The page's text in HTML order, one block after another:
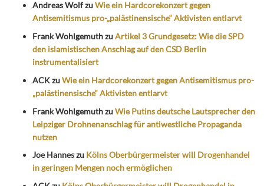
Andreas WolfzuWie ein Hardcorekonzert gegen
Antisemitismus pro-„palästinensische“ Aktivisten entlarvt
Frank WohlgemuthzuArtikel 3 Grundgesetz: Wie die SPD
den islamistischen Anschlag auf den CSD Berlin
instrumentalisiert
ACKzuWie ein Hardcorekonzert gegen Antisemitismus pro-
„palästinensische“ Aktivisten entlarvt
Frank WohlgemuthzuWie Putins deutsche Lautsprecher den
Leipziger Drohnenanschlag für antiwestliche Propaganda
nutzen
Joe Hanneszu Kölns Oberbürgermeister will Drogenhandel
in geringen Mengen noch ermöglichen